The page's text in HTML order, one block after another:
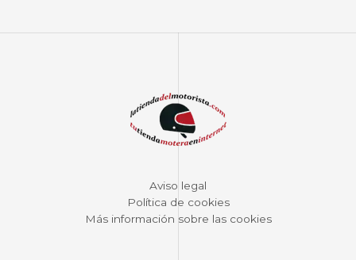
Aviso legal
Política de cookies
Más información sobre las cookies